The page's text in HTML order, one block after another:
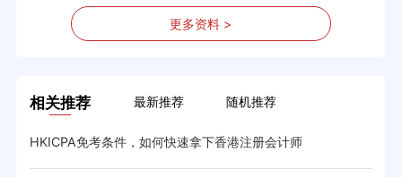
更多资料 >
相关推荐 最新推荐 随机推荐
HKICPA免考条件，如何快速拿下香港注册会计师